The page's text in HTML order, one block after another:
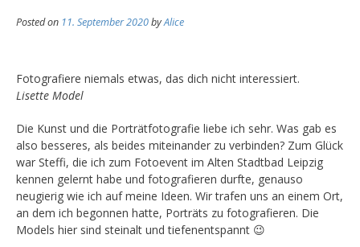
Posted on 11. September 2020byAlice
Fotografiere niemals etwas, das dich nicht interessiert.
Lisette Model
Die Kunst und die Porträtfotografie liebe ich sehr. Was gab es
also besseres, als beides miteinander zu verbinden? Zum Glück
war Steffi, die ich zum Fotoevent im Alten Stadtbad Leipzig
kennen gelernt habe und fotografieren durfte, genauso
neugierig wie ich auf meine Ideen. Wir trafen uns an einem Ort,
an dem ich begonnen hatte, Porträts zu fotografieren. Die
Models hier sind steinalt und tiefenentspannt 😉